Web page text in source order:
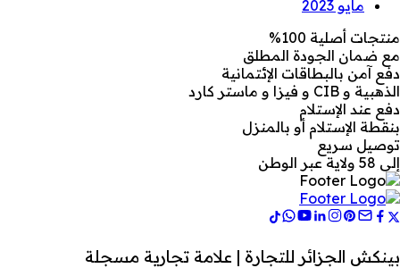
مايو 2023
منتجات أصلية 100%
مع ضمان الجودة المطلق
دفع آمن بالبطاقات الإئتمانية
الذهبية و CIB و فيزا و ماستر كارد
دفع عند الإستلام
بنقطة الإستلام أو بالمنزل
توصيل سريع
إلى 58 ولاية عبر الوطن
بينكش الجزائر للتجارة | علامة تجارية مسجلة